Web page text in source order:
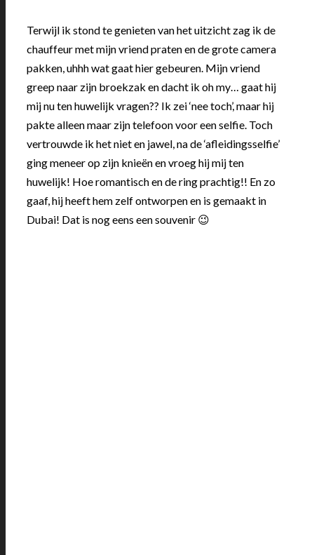
Terwijl ik stond te genieten van het uitzicht zag ik de
chauffeur met mijn vriend praten en de grote camera
pakken, uhhh wat gaat hier gebeuren. Mijn vriend
greep naar zijn broekzak en dacht ik oh my… gaat hij
mij nu ten huwelijk vragen?? Ik zei ‘nee toch’, maar hij
pakte alleen maar zijn telefoon voor een selfie. Toch
vertrouwde ik het niet en jawel, na de ‘afleidingsselfie’
ging meneer op zijn knieën en vroeg hij mij ten
huwelijk! Hoe romantisch en de ring prachtig!! En zo
gaaf, hij heeft hem zelf ontworpen en is gemaakt in
Dubai! Dat is nog eens een souvenir 😉